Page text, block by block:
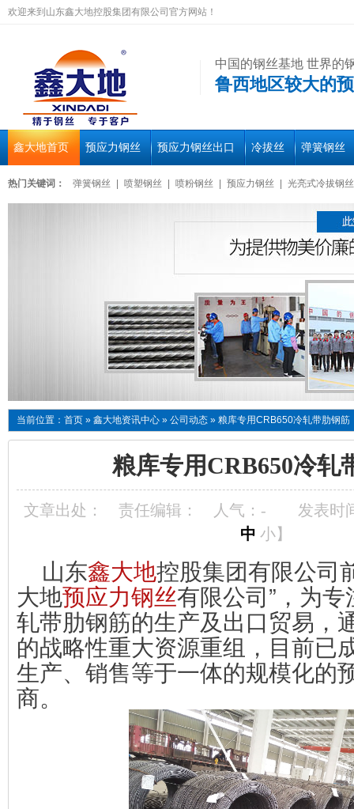
欢迎来到山东鑫大地控股集团有限公司官方网站！
中国的钢丝基地 世界的
鲁西地区较大的
鑫大地首页 预应力钢丝 预应力钢丝出口 冷拔丝 弹簧钢丝
热门关键词： 弹簧钢丝 喷塑钢丝 喷粉钢丝 预应力钢丝 光亮式冷拔钢丝
当前位置： 首页 » 鑫大地资讯中心 » 公司动态 » 粮库专用CRB650冷轧带肋钢筋
粮库专用CRB650冷轧
文章出处： 责任编辑： 人气： -
发表时
中 小】
山东鑫大地控股集团有限公司
大地预应力钢丝有限公司”，为
轧带肋钢筋的生产及出口贸易，
的战略性重大资源重组，目前已
生产、销售等于一体的规模化的
商。